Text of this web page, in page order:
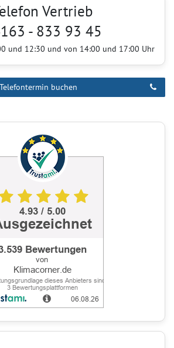
Vertrieb
- 833 93 45
und 12:30 und von 14:00 und 17:00 Uhr
Telefontermin buchen